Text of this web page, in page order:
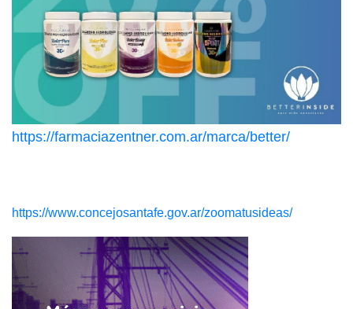
https://farmaciazentner.com.ar/marca/better/
https://www.concejosantafe.gov.ar/zoomatusideas/